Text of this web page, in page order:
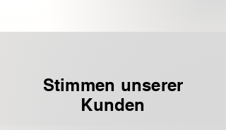
Stimmen unserer
Kunden